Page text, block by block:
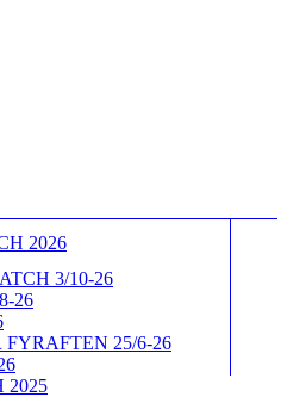
2026
3/10-26
26
FYRAFTEN 25/6-26
2025